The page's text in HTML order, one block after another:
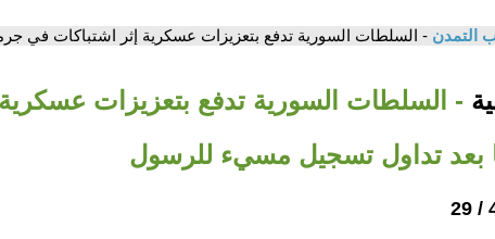
التمدن - السلطات السورية تدفع بتعزيزات عسكرية إثر اشتباكات في
- السلطات السورية تدفع بتعزيزات
بعد تداول تسجيل مسيء للرسول